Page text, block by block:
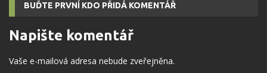
BUĎTE PRVNÍ KDO PŘIDÁ KOMENTÁŘ
Napište komentář
Vaše e-mailová adresa nebude zveřejněna.